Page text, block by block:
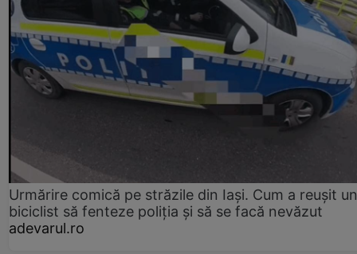
Urmărire comică pe străzile din Iași. Cum a reușit un
biciclist să fenteze poliția și să se facă nevăzut
adevarul.ro